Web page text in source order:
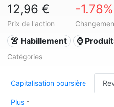
12,96 €
Prix de l'action
-1.78%
👚 Habillement ⌚
Catégories
Capitalisation boursière
Plus